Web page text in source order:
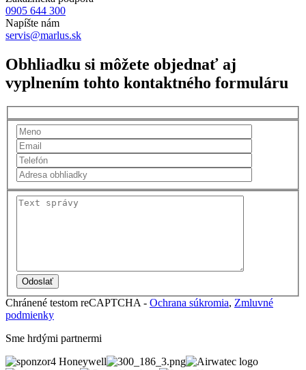
0905 644 300
Napíšte nám
servis@marlus.sk
Obhliadku si môžete objednať aj
vyplnením tohto kontaktného formuláru
Chránené testom reCAPTCHA - Ochrana súkromia, Zmluvné
podmienky
Sme hrdými partnermi